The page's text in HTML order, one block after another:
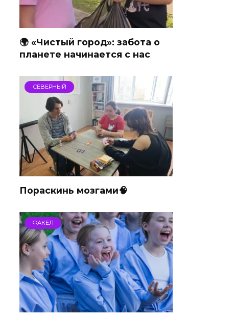
🌍 «Чистый город»: забота о
планете начинается с нас
СЕВЕРНЫЙ
Пораскинь мозгами🧠
ФАКЕЛ